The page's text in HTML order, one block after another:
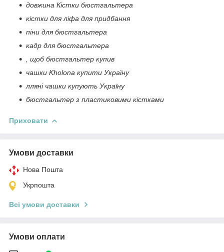
довжина Кістки бюстгальтера
кістки для ліфа для придбання
піни для бюстгальтера
кадр для бюстгальтера
, щоб бюстгальтер купив
чашки Kholona купити Україну
лляні чашки купують Україну
бюстгальтер з пластиковими кістками
Приховати
Умови доставки
Нова Пошта
Укрпошта
Всі умови доставки
Умови оплати